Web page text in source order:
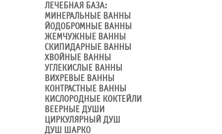
ЛЕЧЕБНАЯ БАЗА:
МИНЕРАЛЬНЫЕ ВАННЫ
ЙОДОБРОМНЫЕ ВАННЫ
ЖЕМЧУЖНЫЕ ВАННЫ
СКИПИДАРНЫЕ ВАННЫ
ХВОЙНЫЕ ВАННЫ
УГЛЕКИСЛЫЕ ВАННЫ
ВИХРЕВЫЕ ВАННЫ
КОНТРАСТНЫЕ ВАННЫ
КИСЛОРОДНЫЕ КОКТЕЙЛИ
ВЕЕРНЫЕ ДУШИ
ЦИРКУЛЯРНЫЙ ДУШ
ДУШ ШАРКО